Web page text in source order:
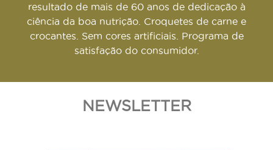
resultado de mais de 60 anos de dedicação à
ciência da boa nutrição. Croquetes de carne e
crocantes. Sem cores artificiais. Programa de
satisfação do consumidor.
NEWSLETTER